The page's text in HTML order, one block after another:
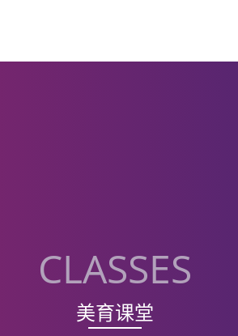
美育课堂
培养学生社会服务意识与实践能力，展示师
大学子的精神风貌与艺术风采。